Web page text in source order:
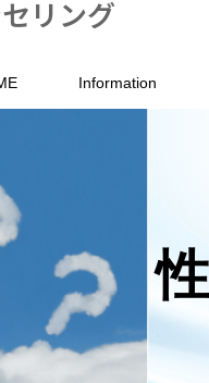
リング
Information